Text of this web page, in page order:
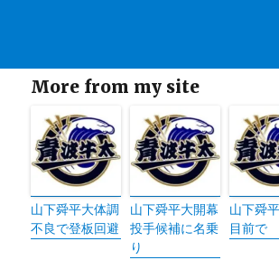
More from my site
山下舜平大体調
不良で登板回避
山下舜平大開幕
投手候補に名乗
り
山下舜
目前で